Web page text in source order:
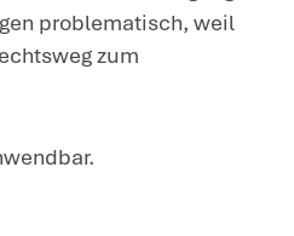
und stellt die
wenn in der